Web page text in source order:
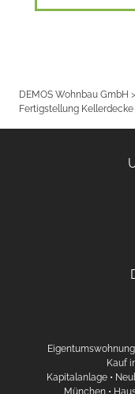
DEMOS Wohnbau GmbH >
Fertigstellung
Kauf
Kapitalanlage •
München•